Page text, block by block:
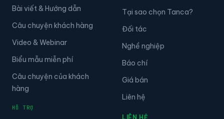
Bài viết & Hướng dẫn
Câu chuyện khách hàng
Video & Webinar
Biểu mẫu miễn phí
Câu chuyện của khách
hàng
HỖ TRỢ
Tại sao chọn Tanca?
Đối tác
Nghề nghiệp
Báo chí
Giá bán
Liên hệ
LIÊN HỆ